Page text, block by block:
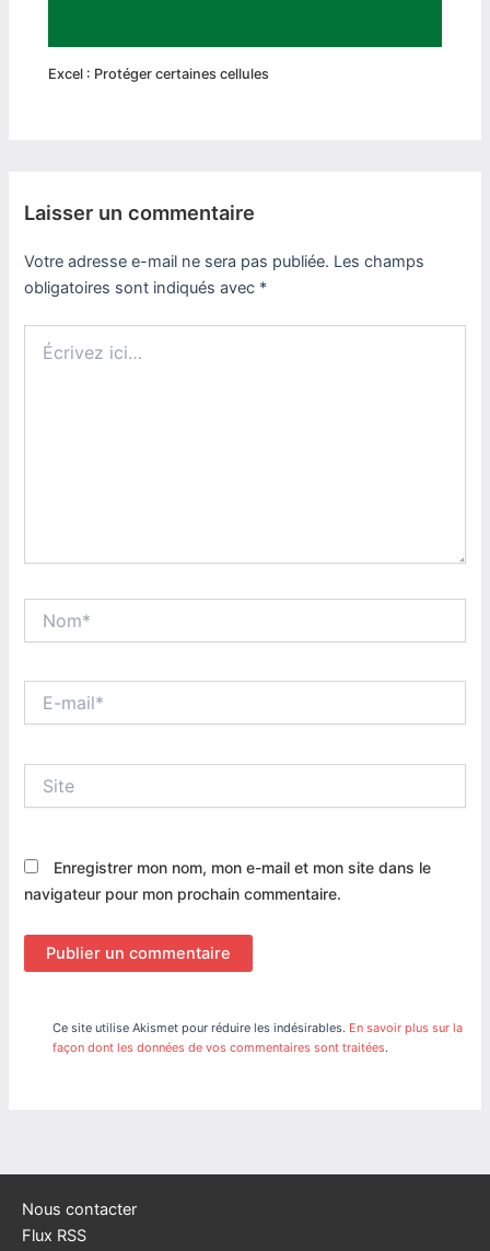
Excel : Protéger certaines cellules
Laisser un commentaire
Votre adresse e-mail ne sera pas publiée. Les champs
obligatoires sont indiqués avec *
ici…
mail*
Enregistrer mon nom, mon e-mail et mon site dans le
navigateur pour mon prochain commentaire.
Ce site utilise Akismet pour réduire les indésirables. En savoir plus sur la
façon dont les données de vos commentaires sont traitées.
Nous contacter
Flux RSS